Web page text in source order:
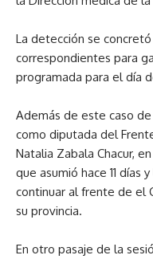
La detección se
correspondientes para
programada para el día
Además de este caso
como diputada del
Natalia Zabala Chacur,
que asumió hace 11 días
continuar al frente de el
su provincia.
En otro pasaje de la